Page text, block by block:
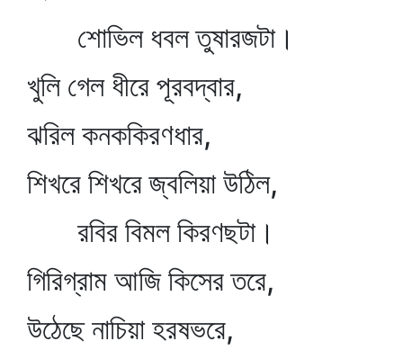
শোভিল ধবল তুষারজটা।
খুলি গেল ধীরে পূরবদ্বার,
ঝরিল কনককিরণধার,
শিখরে শিখরে জ্বলিয়া উঠিল,
রবির বিমল কিরণছটা।
গিরিগ্রাম আজি কিসের তরে,
উঠেছে নাচিয়া হরষভরে,